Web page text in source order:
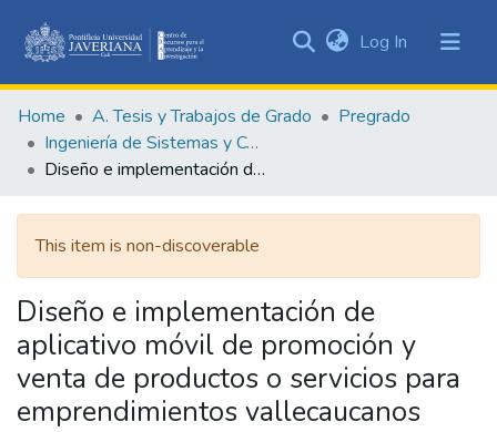
&
Collections
All of DSpace
Statistics
Log In (current)
Home A. Tesis y Trabajos de Grado
Pregrado
Ingeniería de Sistemas y Computación
Diseño e implementación de aplicativo móvil de promoción y venta de productos o servicios para emprendimientos vallecaucanos
This item is non-discoverable
Diseño e implementación de
aplicativo móvil de promoción y
venta de productos o servicios para
emprendimientos vallecaucanos